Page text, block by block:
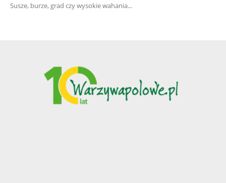
Susze, burze, grad czy wysokie wahania...